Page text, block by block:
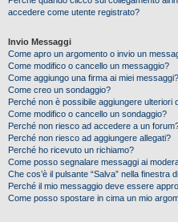
accedere come utente registrato?
Invio Messaggi
Come apro un argomento o invio un
Come modifico o cancello un messaggio?
Come aggiungo una firma ai miei messaggi?
Come creo un sondaggio?
Perché non è possibile aggiungere ulteriori
Come modifico o cancello un sondaggio?
Perché non riesco ad accedere a un
Perché non riesco ad aggiungere allegati?
Perché ho ricevuto un richiamo?
Come posso segnalare messaggi ai
Che cos’è il pulsante “Salva” nella finestra
Perché il mio messaggio deve essere
Come posso spostare in cima un mio